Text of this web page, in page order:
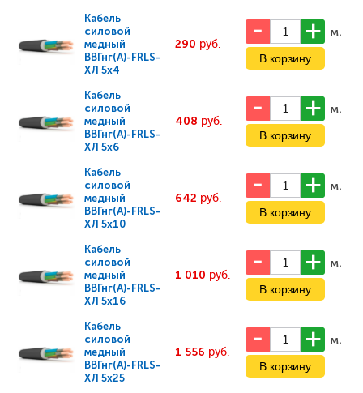
Кабель
силовой
медный
ВВГнг(А)-FRLS-
ХЛ 5x4
290 руб.
м.
Кабель
силовой
медный
ВВГнг(А)-FRLS-
ХЛ 5x6
408 руб.
м.
Кабель
силовой
медный
ВВГнг(А)-FRLS-
ХЛ 5x10
642 руб.
м.
Кабель
силовой
медный
ВВГнг(А)-FRLS-
ХЛ 5x16
1 010 руб.
м.
Кабель
силовой
медный
ВВГнг(А)-FRLS-
ХЛ 5x25
1 556 руб.
м.